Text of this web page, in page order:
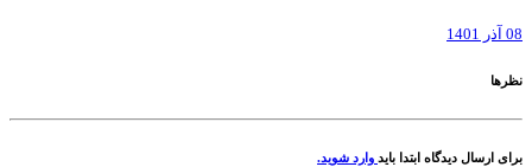
08 آذر 1401
نظرها
برای ارسال دیدگاه ابتدا باید وارد شوید.